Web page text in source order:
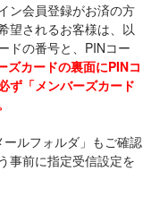
ン会員登録がお済の方
望されるお客様は、以
ドの番号と、PINコー
ズカードの裏面にPINコ
ず「メンバーズカード
ルフォルダ」もご確認
事前に指定受信設定を